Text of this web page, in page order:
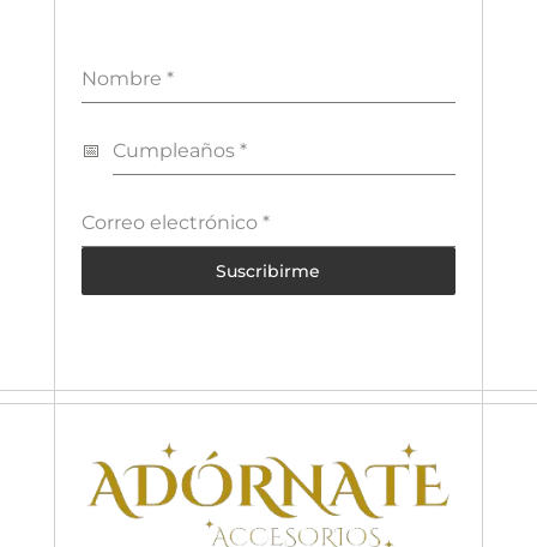
Nombre*
Cumpleaños*
Correo electrónico*
Suscribirme